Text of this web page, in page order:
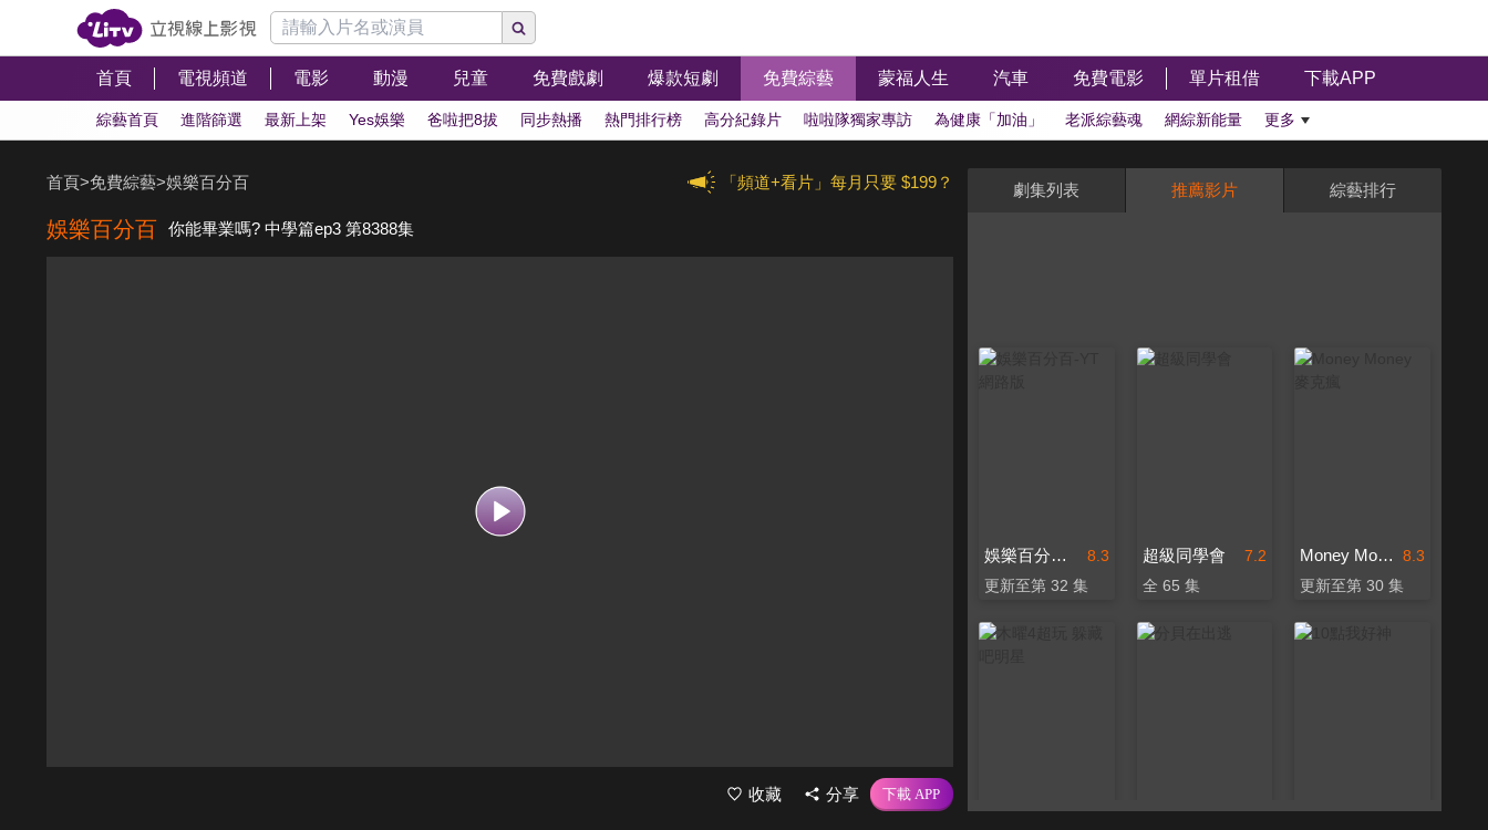
首頁 電視頻道 電影 動漫 兒童 免費戲劇 爆款短劇 免費綜藝 蒙福人生 汽車 免費電影 單片租借 下載APP
綜藝首頁 進階篩選 最新上架 Yes娛樂 爸啦把8拔 同步熱播 熱門排行榜 高分紀錄片 啦啦隊獨家專訪 為健康「加油」 老派綜藝魂 網綜新能量 更多
「頻道+看片」每月只要 $199？
首頁>免費綜藝>娛樂百分百
娛樂百分百 你能畢業嗎? 中學篇ep3 第8388集
收藏 分享
劇集列表 推薦影片 綜藝排行
8.3
娛樂百分百-YT網路版
更新至第 32 集
7.2
超級同學會
全 65 集
8.3
Money Money 麥克瘋
更新至第 30 集